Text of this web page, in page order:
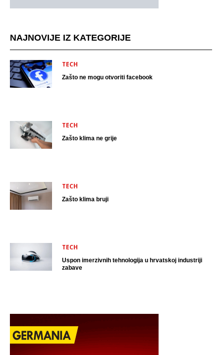
NAJNOVIJE IZ KATEGORIJE
TECH
Zašto ne mogu otvoriti facebook
TECH
Zašto klima ne grije
TECH
Zašto klima bruji
TECH
Uspon imerzivnih tehnologija u hrvatskoj industriji
zabave